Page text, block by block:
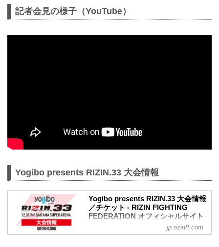
記者会見の様子（YouTube）
Yogibo presents RIZIN.33 大会情報
Yogibo presents RIZIN.33 大会情報
／チケット - RIZIN FIGHTING
FEDERATION オフィシャルサイト
jp.rizinff.com